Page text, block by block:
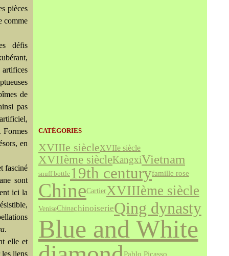
pièces
comme
défis
de
pas
Formes
en
fasciné
sont
ici la
.
elle et
liens
CATÉGORIES
XVIIIe siècleXVIIe siècle
XVIIème siècleKangxiVietnam
snuff bottle 19th centuryfamille rose
ChineCartierXVIIIème siècle
VeniseChinachinoiserieQing dynasty
Blue and White
Pablo Picasso